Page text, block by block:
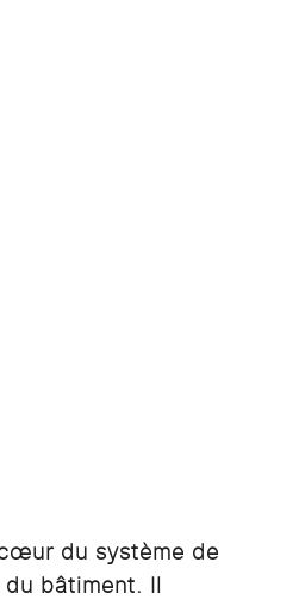
du système de
bâtiment. Il